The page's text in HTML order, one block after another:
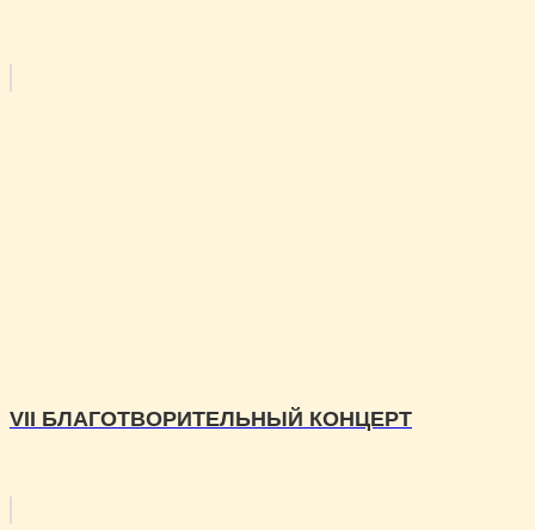
VII БЛАГОТВОРИТЕЛЬНЫЙ КОНЦЕРТ